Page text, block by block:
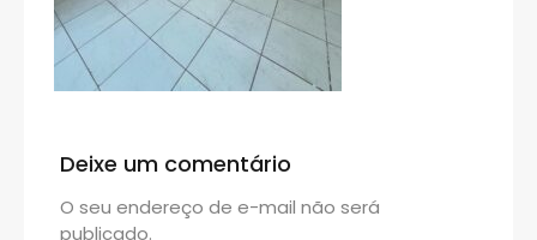
Deixe um comentário
O seu endereço de e-mail não será
publicado.